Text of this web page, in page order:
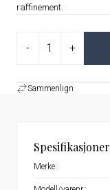
raffinement.
- +
Sammenlign
Spesifikasjoner
Merke: